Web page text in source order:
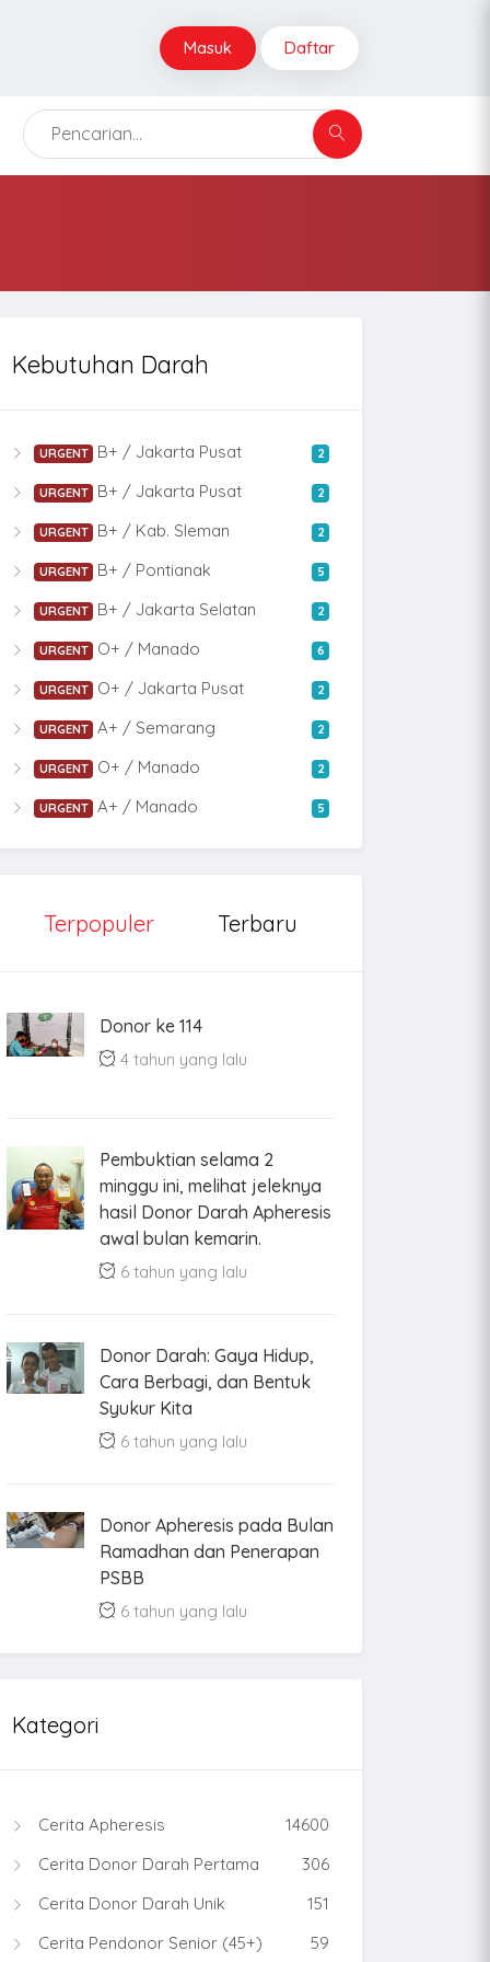
Masuk Daftar
Kebutuhan Darah
URGENT B+ / Jakarta Pusat 2
URGENT B+ / Jakarta Pusat 2
URGENT B+ / Kab. Sleman 2
URGENT B+ / Pontianak 5
URGENT B+ / Jakarta Selatan 2
URGENT O+ / Manado 6
URGENT O+ / Jakarta Pusat 2
URGENT A+ / Semarang 2
URGENT O+ / Manado 2
URGENT A+ / Manado 5
Terpopuler Terbaru
Donor ke 114
4 tahun yang lalu
Pembuktian selama 2
minggu ini, melihat jeleknya
hasil Donor Darah Apheresis
awal bulan kemarin.
6 tahun yang lalu
Donor Darah: Gaya Hidup,
Cara Berbagi, dan Bentuk
Syukur Kita
6 tahun yang lalu
Donor Apheresis pada Bulan
Ramadhan dan Penerapan
PSBB
6 tahun yang lalu
Kategori
Cerita Apheresis
14600
Cerita Donor Darah Pertama
306
Cerita Donor Darah Unik
151
Cerita Pendonor Senior (45+)
59